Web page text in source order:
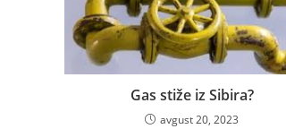
Gas stiže iz Sibira?
avgust 20, 2023